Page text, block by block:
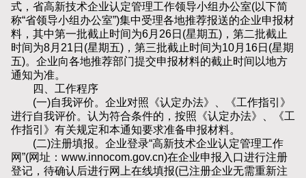
式，省高新技术企业认定管理工作领导小组办公室(以下简
称“省领导小组办公室”)集中受理各地推荐报送的企业申报材
料，其中第一批截止时间为6月26日(星期五)，第二批截止
时间为8月21日(星期五)，第三批截止时间为10月16日(星期
五)。企业向各地推荐部门提交申报材料的截止时间以地方
通知为准。
四、工作程序
(一)自我评价。企业对照《认定办法》、《工作指引》
进行自我评价。认为符合条件的，按照《认定办法》、《工
作指引》有关规定和本通知要求准备申报材料。
(二)注册填报。企业登录“高新技术企业认定管理工作
网”(网址：www.innocom.gov.cn)在企业申报入口进行注册
登记，待确认后进行网上在线填报(已注册企业无需重新注